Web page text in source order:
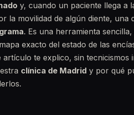
y, cuando un paciente llega a
la movilidad de algún diente, una
. Es una herramienta
exacto del estado de las
artículo te explico, sin tecnicismos
clínica de Madrid y por qué